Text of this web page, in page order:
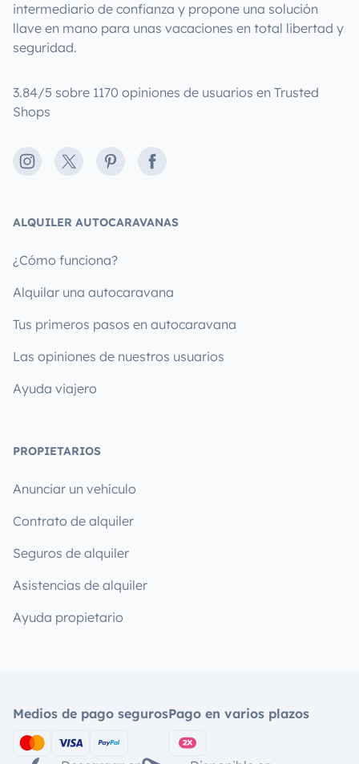
intermediario de confianza y propone una solución
llave en mano para unas vacaciones en total libertad y
seguridad.
3.84/5 sobre 1170 opiniones de usuarios en Trusted
Shops
Instagram
X PinterestFacebook
ALQUILER AUTOCARAVANAS
¿Cómo funciona?
Alquilar una autocaravana
Tus primeros pasos en autocaravana
Las opiniones de nuestros usuarios
Ayuda viajero
PROPIETARIOS
Anunciar un vehículo
Contrato de alquiler
Seguros de alquiler
Asistencias de alquiler
Ayuda propietario
Medios de pago segurosPago en varios plazos